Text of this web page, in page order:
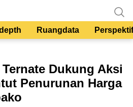
Ruangdata Perspektif
Dukung Aksi
Penurunan Harga